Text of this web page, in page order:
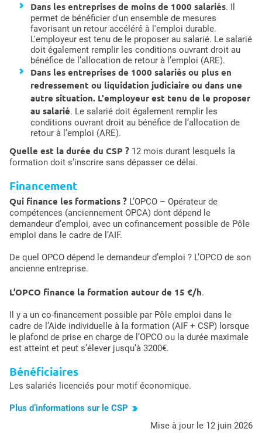
Dans les entreprises de moins de 1000 salariés. Il
permet de bénéficier d'un ensemble de mesures
favorisant un retour accéléré à l'emploi durable.
L'employeur est tenu de le proposer au salarié. Le salarié
doit également remplir les conditions ouvrant droit au
bénéfice de l’allocation de retour à l’emploi (ARE).
Dans les entreprises de 1000 salariés ou plus en
redressement ou liquidation judiciaire ou dans une
autre situation. L'employeur est tenu de le proposer
au salarié. Le salarié doit également remplir les
conditions ouvrant droit au bénéfice de l’allocation de
retour à l’emploi (ARE).
Quelle est la durée du CSP ? 12 mois durant lesquels la
formation doit s’inscrire sans dépasser ce délai.
Financement
Qui finance les formations ? L’OPCO – Opérateur de
compétences (anciennement OPCA) dont dépend le
demandeur d’emploi, avec un cofinancement possible de Pôle
emploi dans le cadre de l’AIF.
De quel OPCO dépend le demandeur d’emploi ? L’OPCO de son
ancienne entreprise.
L’OPCO finance la formation autour de 15 €/h.
Il y a un co-financement possible par Pôle emploi dans le
cadre de l’Aide individuelle à la formation (AIF + CSP) lorsque
le plafond de prise en charge de l’OPCO ou la durée maximale
est atteint et peut s’élever jusqu’à 3200€.
Bénéficiaires
Les salariés licenciés pour motif économique.
Plus d’informations sur le CSP
mise à jour le 12 juin 2026